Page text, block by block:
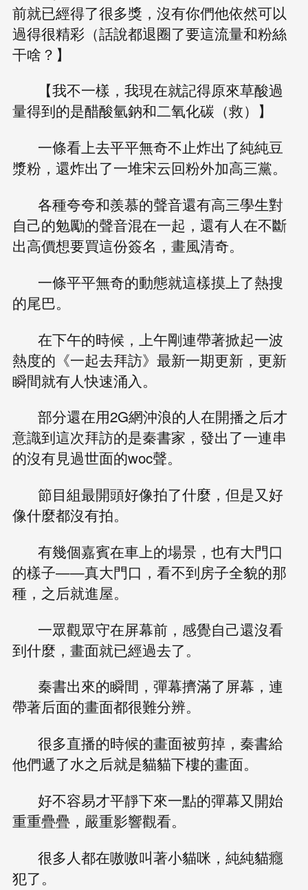
前就已經得了很多獎，沒有你們他依然可以
過得很精彩（話說都退圈了要這流量和粉絲
干啥？】
【我不一樣，我現在就記得原來草酸過
量得到的是醋酸氫鈉和二氧化碳（救）】
一條看上去平平無奇不止炸出了純純豆
漿粉，還炸出了一堆宋云回粉外加高三黨。
各種夸夸和羨慕的聲音還有高三學生對
自己的勉勵的聲音混在一起，還有人在不斷
出高價想要買這份簽名，畫風清奇。
一條平平無奇的動態就這樣摸上了熱搜
的尾巴。
在下午的時候，上午剛連帶著掀起一波
熱度的《一起去拜訪》最新一期更新，更新
瞬間就有人快速涌入。
部分還在用2G網沖浪的人在開播之后才
意識到這次拜訪的是秦書家，發出了一連串
的沒有見過世面的woc聲。
節目組最開頭好像拍了什麼，但是又好
像什麼都沒有拍。
有幾個嘉賓在車上的場景，也有大門口
的樣子——真大門口，看不到房子全貌的那
種，之后就進屋。
一眾觀眾守在屏幕前，感覺自己還沒看
到什麼，畫面就已經過去了。
秦書出來的瞬間，彈幕擠滿了屏幕，連
帶著后面的畫面都很難分辨。
很多直播的時候的畫面被剪掉，秦書給
他們遞了水之后就是貓貓下樓的畫面。
好不容易才平靜下來一點的彈幕又開始
重重疊疊，嚴重影響觀看。
很多人都在嗷嗷叫著小貓咪，純純貓癮
犯了。